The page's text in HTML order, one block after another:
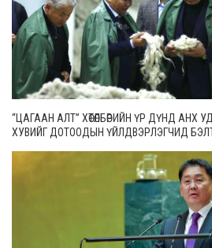
“ЦАГААН АЛТ” ХӨТӨЛБӨРИЙН ҮР ДҮНД АНХ
ХУВИЙГ ДОТООДЫН ҮЙЛДВЭРЛЭГЧИД